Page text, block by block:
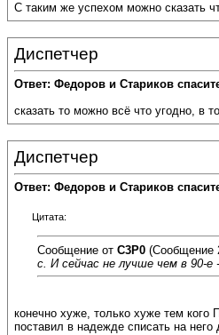
С таким же успехом можно сказать
Диспетчер
Ответ: Федоров и Стариков
сказать то можно всё что угодно, в
Диспетчер
Ответ: Федоров и Стариков
Цитата:
Сообщение от C3P0 (Сообщение
с. И сейчас не лучше чем в 90-е
конечно хуже, только хуже тем кого
поставил в надежде списать на